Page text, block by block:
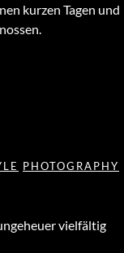
kurzen Tagen und
PHOTOGRAPHY
vielfältig